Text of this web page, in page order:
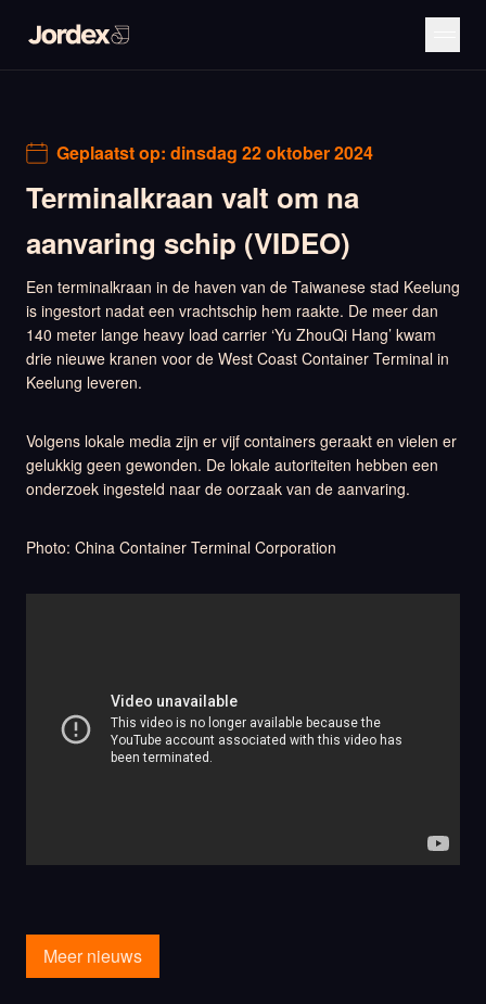
Geplaatst op: dinsdag 22 oktober 2024
Terminalkraan valt om na
aanvaring schip (VIDEO)
Een terminalkraan in de haven van de Taiwanese stad Keelung
is ingestort nadat een vrachtschip hem raakte. De meer dan
140 meter lange heavy load carrier ‘Yu ZhouQi Hang’ kwam
drie nieuwe kranen voor de West Coast Container Terminal in
Keelung leveren.
Volgens lokale media zijn er vijf containers geraakt en vielen er
gelukkig geen gewonden. De lokale autoriteiten hebben een
onderzoek ingesteld naar de oorzaak van de aanvaring.
Photo: China Container Terminal Corporation
Meer nieuws